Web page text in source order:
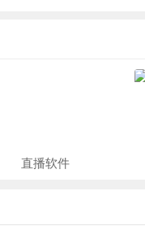
直播软件